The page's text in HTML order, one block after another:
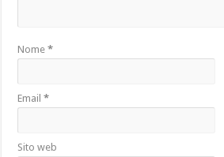
Nome*
Email*
Sito web